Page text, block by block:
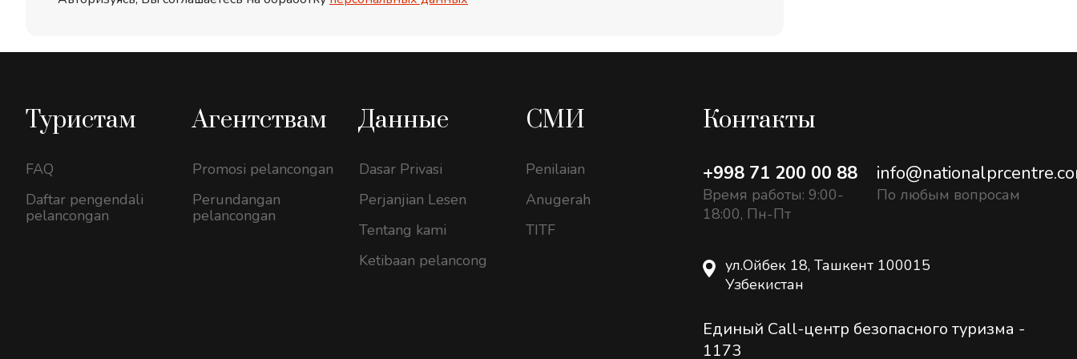
Туристам
FAQ
Daftar pengendali
pelancongan
Агентствам
Promosi pelancongan
Perundangan
pelancongan
Данные
Dasar Privasi
Perjanjian Lesen
Tentang kami
Ketibaan pelancong
СМИ
Penilaian
Anugerah
TITF
Контакты
+998 71 200 00 88
Время работы: 9:00-
18:00, Пн-Пт
По любым вопросам
ул.Ойбек 18, Ташкент 100015
Узбекистан
Единый Call-центр безопасного туризма -
1173